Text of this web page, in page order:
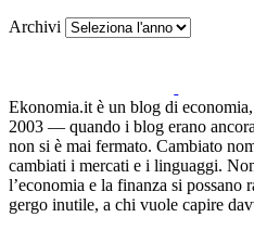
Archivi
Ekonomia.it è un blog di
2003 — quando i blog erano
non si è mai fermato. Cambiato
cambiati i mercati e i linguaggi.
l’economia e la finanza si possano
gergo inutile, a chi vuole capire